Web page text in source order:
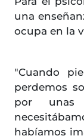
una
ocupa en la
"Cuando
perdemos
por unas
habíamos